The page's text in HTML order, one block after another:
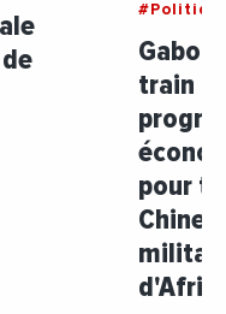
Gabon
train
pour
Chine